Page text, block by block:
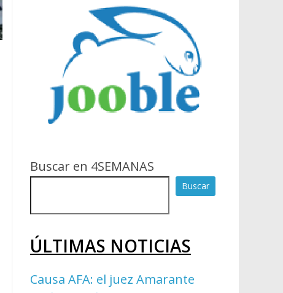
Buscar en 4SEMANAS
Buscar
ÚLTIMAS NOTICIAS
Causa AFA: el juez Amarante